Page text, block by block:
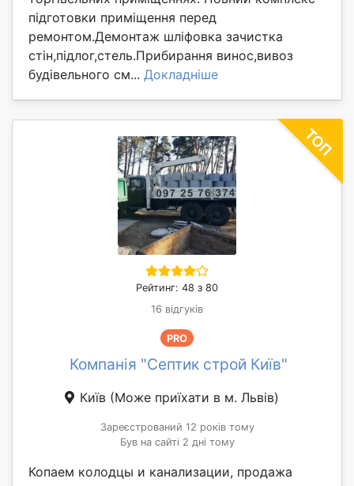
підготовки приміщення перед
ремонтом.Демонтаж шліфовка зачистка
стін,підлог,стель.Прибирання винос,вивоз
будівельного см... Докладніше
Рейтинг: 48 з 80
16 відгуків
PRO
Компанія "Септик строй Київ"
Київ (Може приїхати в м. Львів)
Зареєстрований 12 років тому
Був на сайті 2 дні тому
Копаем колодцы и канализации, продажа